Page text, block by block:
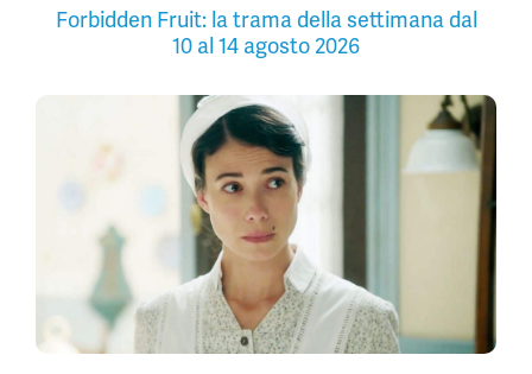
Forbidden Fruit: la trama della settimana dal
10 al 14 agosto 2026